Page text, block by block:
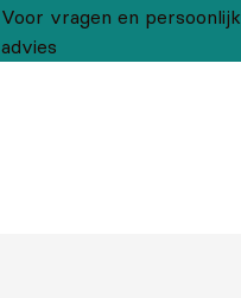
Voor vragen en persoonlijk
advies